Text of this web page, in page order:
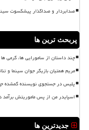
صدابردار و صداگذار پیشکسوت
پربحث ترین ها
چند داستان از سامورایی ها،
مریم همتیان بازیگر جوان سینما و
پلیس در جستجوی نویسنده گمشده
اسپایدر من از پس ماموریتش
جدیدترین ها